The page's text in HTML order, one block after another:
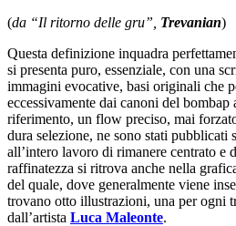
(da “Il ritorno delle gru”, Trevanian)
Questa definizione inquadra
si presenta puro, essenziale, con una
immagini evocative, basi originali che
eccessivamente dai canoni del bombap
riferimento, un flow preciso, mai
dura selezione, ne sono stati pubblicati
all’intero lavoro di rimanere centrato e
raffinatezza si ritrova anche nella
del quale, dove generalmente viene
trovano otto illustrazioni, una per ogni
dall’artista Luca Maleonte.